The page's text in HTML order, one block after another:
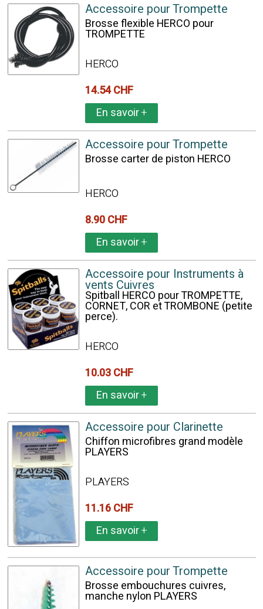
Accessoire pour Trompette
Brosse flexible HERCO pour
TROMPETTE
HERCO
14.54 CHF
En savoir+
Accessoire pour Trompette
Brosse carter de piston HERCO
HERCO
8.90 CHF
En savoir+
Accessoire pour Instruments à
vents Cuivres
Spitball HERCO pour TROMPETTE,
CORNET, COR et TROMBONE (petite
perce).
HERCO
10.03 CHF
En savoir+
Accessoire pour Clarinette
Chiffon microfibres grand modèle
PLAYERS
PLAYERS
11.16 CHF
En savoir+
Accessoire pour Trompette
Brosse embouchures cuivres,
manche nylon PLAYERS